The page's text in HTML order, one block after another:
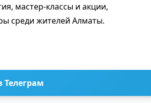
мастер-классы и акции,
среди жителей Алматы.